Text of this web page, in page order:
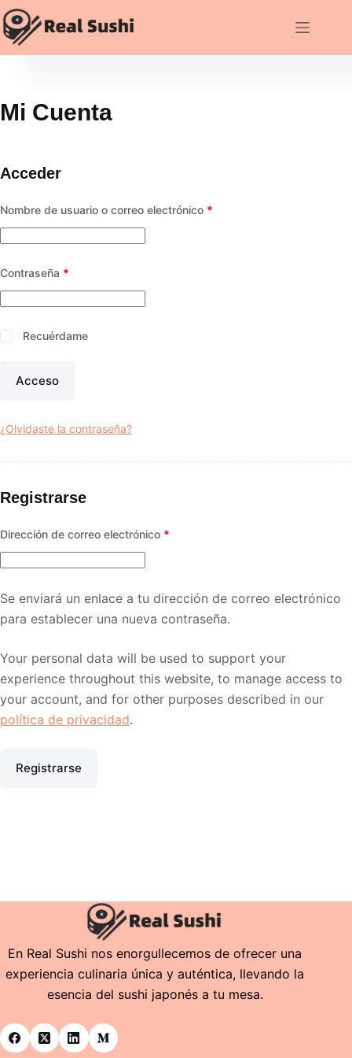
Saltar
al
contenido
Mi Cuenta
Acceder
Nombre de usuario o correo electrónico *
Contraseña *
Recuérdame
Acceso
¿Olvidaste la contraseña?
Registrarse
Dirección de correo electrónico *
Se enviará un enlace a tu dirección de correo electrónico
para establecer una nueva contraseña.
Your personal data will be used to support your
experience throughout this website, to manage access to
your account, and for other purposes described in our
política de privacidad.
Registrarse
En Real Sushi nos enorgullecemos de ofrecer una
experiencia culinaria única y auténtica, llevando la
esencia del sushi japonés a tu mesa.